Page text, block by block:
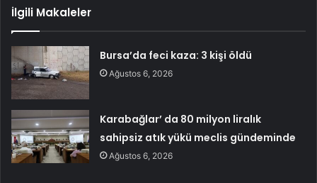
İlgili Makaleler
Bursa’da feci kaza: 3 kişi öldü
Ağustos 6, 2026
Karabağlar’ da 80 milyon liralık
sahipsiz atık yükü meclis gündeminde
Ağustos 6, 2026